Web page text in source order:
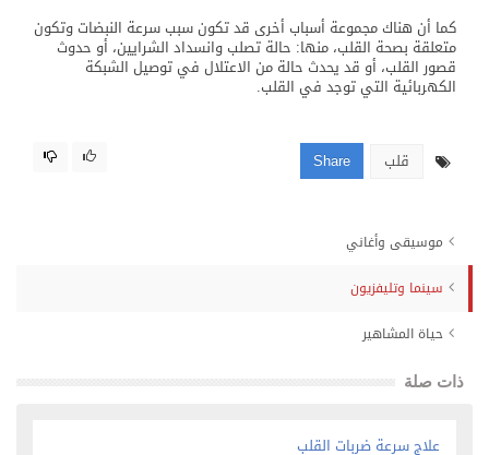
كما أن هناك مجموعة أسباب أخرى قد تكون سبب سرعة النبضات وتكون
متعلقة بصحة القلب، منها: حالة تصلب وانسداد الشرايين، أو حدوث
قصور القلب، أو قد يحدث حالة من الاعتلال في توصيل الشبكة
الكهربائية التي توجد في القلب.
قلب Share
موسيقى وأغاني
سينما وتليفزيون
حياة المشاهير
ذات صلة
علاج سرعة ضربات القلب